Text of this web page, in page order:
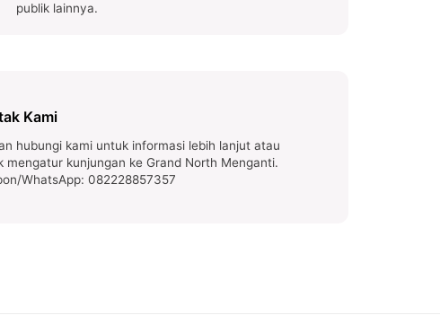
publik lainnya.
Kami
hubungi kami untuk informasi lebih lanjut atau
mengatur kunjungan ke Grand North Menganti.
WhatsApp: 082228857357